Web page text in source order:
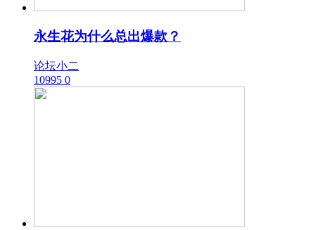
永生花为什么总出爆款？
论坛小二
10995 0